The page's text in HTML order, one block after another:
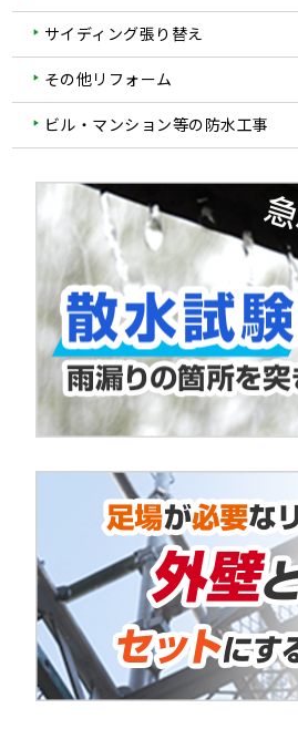
サイディング張り替え
その他リフォーム
ビル・マンション等の防水工事